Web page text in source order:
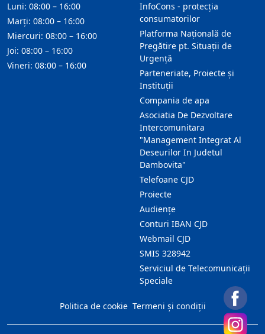
InfoCons - protecția
consumatorilor
Platforma Națională de
Pregătire pt. Situații de
Urgență
Parteneriate, Proiecte și
Instituții
Compania de apa
Asociatia De Dezvoltare
Intercomunitara
"Management Integrat Al
Deseurilor In Judetul
Dambovita"
Telefoane CJD
Proiecte
Audienţe
Conturi IBAN CJD
Webmail CJD
SMIS 328942
Serviciul de Telecomunicații
Speciale
Luni: 08:00 – 16:00
Marți: 08:00 – 16:00
Miercuri: 08:00 – 16:00
Joi: 08:00 – 16:00
Vineri: 08:00 – 16:00
Politica de cookie Termeni și condiții